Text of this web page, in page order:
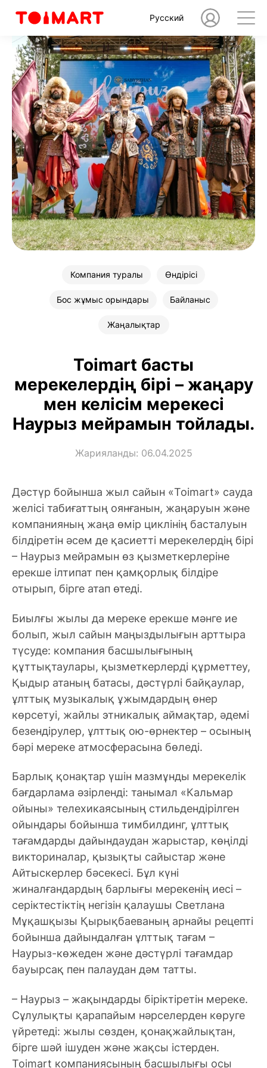
Русский
Компания туралы Өндірісі
Бос жұмыс орындары Байланыс
Жаңалықтар
Toimart басты
мерекелердің бірі – жаңару
мен келісім мерекесі
Наурыз мейрамын тойлады.
Жарияланды: 06.04.2025
Дәстүр бойынша жыл сайын «Toimart» сауда
желісі табиғаттың оянғанын, жаңаруын және
компанияның жаңа өмір циклінің басталуын
білдіретін әсем де қасиетті мерекелердің бірі
– Наурыз мейрамын өз қызметкерлеріне
ерекше ілтипат пен қамқорлық білдіре
отырып, бірге атап өтеді.
Биылғы жылы да мереке ерекше мәнге ие
болып, жыл сайын маңыздылығын арттыра
түсуде: компания басшылығының
құттықтаулары, қызметкерлерді құрметтеу,
Қыдыр атаның батасы, дәстүрлі байқаулар,
ұлттық музыкалық ұжымдардың өнер
көрсетуі, жайлы этникалық аймақтар, әдемі
безендірулер, ұлттық ою-өрнектер – осының
бәрі мереке атмосферасына бөледі.
Барлық қонақтар үшін мазмұнды мерекелік
бағдарлама әзірленді: танымал «Кальмар
ойыны» телехикаясының стильдендірілген
ойындары бойынша тимбилдинг, ұлттық
тағамдарды дайындаудан жарыстар, көңілді
викториналар, қызықты сайыстар және
Айтыскерлер бәсекесі. Бұл күні
жиналғандардың барлығы мерекенің иесі –
серіктестіктің негізін қалаушы Светлана
Мұқашқызы Қырықбаеваның арнайы рецепті
бойынша дайындалған ұлттық тағам –
Наурыз-көжеден және дәстүрлі тағамдар
бауырсақ пен палаудан дәм татты.
– Наурыз – жақындарды біріктіретін мереке.
Сұлулықты қарапайым нәрселерден көруге
үйретеді: жылы сөзден, қонақжайлықтан,
бірге шәй ішуден және жақсы істерден.
Toimart компаниясының басшылығы осы